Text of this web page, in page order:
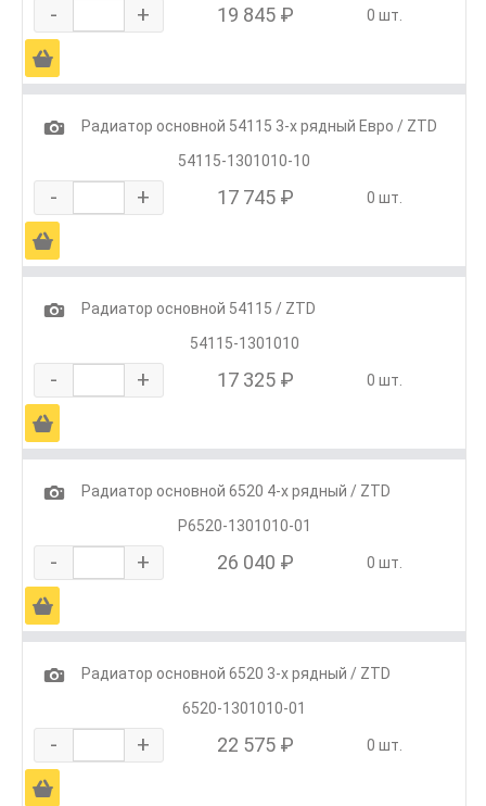
- + 19 845 ₽ 0 шт.
Ä
1
Радиатор основной 54115 3-х рядный Евро / ZTD
54115-1301010-10
- + 17 745 ₽ 0 шт.
Ä
1
Радиатор основной 54115 / ZTD
54115-1301010
- + 17 325 ₽ 0 шт.
Ä
1
Радиатор основной 6520 4-х рядный / ZTD
Р6520-1301010-01
- + 26 040 ₽ 0 шт.
Ä
1
Радиатор основной 6520 3-х рядный / ZTD
6520-1301010-01
- + 22 575 ₽ 0 шт.
Ä